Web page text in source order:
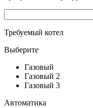
Требуемый котел
Выберите
Газовый
Газовый 2
Газовый 3
Автоматика